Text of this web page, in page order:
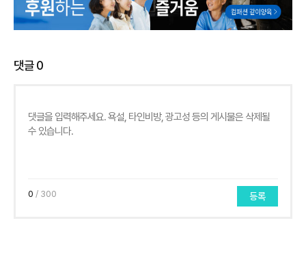
댓글0
0 / 300 등록